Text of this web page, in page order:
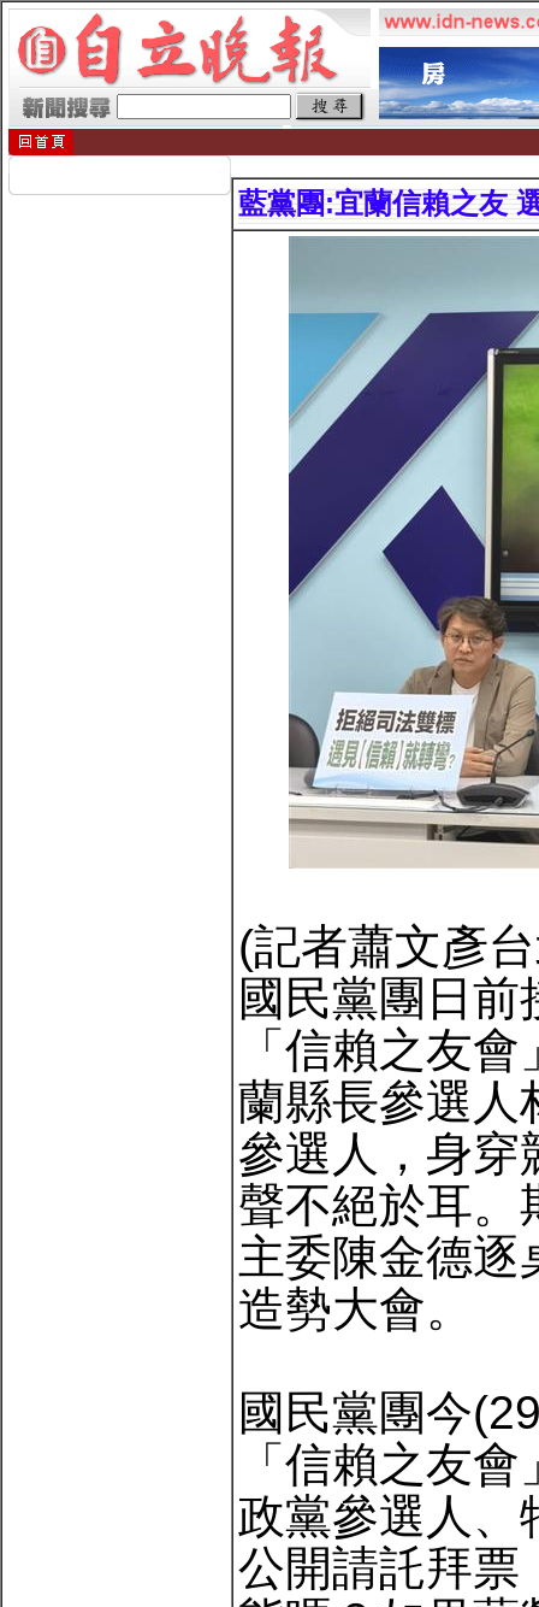
藍黨團:宜蘭信賴之友
(記者蕭文彥
國民黨團日
「信賴之友
蘭縣長參選人
參選人，身穿
聲不絕於耳。
主委陳金德逐
造勢大會。
國民黨團今
「信賴之友
政黨參選人、
公開請託拜票